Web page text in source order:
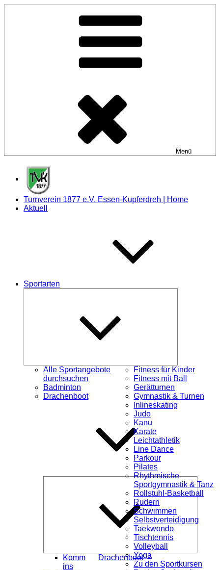
Menü
Turnverein 1877 e.V. Essen-Kupferdreh | Home
Aktuell
Sportarten
Alle Sportangebote
durchsuchen
Badminton
Drachenboot
öffnen
Komm
ins
Drachenboot
Fitness für Kinder
Fitness mit Ball
Gerätturnen
Gymnastik & Turnen
Inlineskating
Judo
Kanu
Karate
Leichtathletik
Line Dance
Parkour
Pilates
Rhythmische
Sportgymnastik & Tanz
Rollstuhl-Basketball
Rudern
Schwimmen
Selbstverteidigung
Taekwondo
Tischtennis
Volleyball
Yoga
Zu den Sportkursen